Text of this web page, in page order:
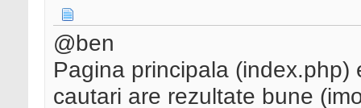
@ben
Pagina principala
cautari are rezultate bune